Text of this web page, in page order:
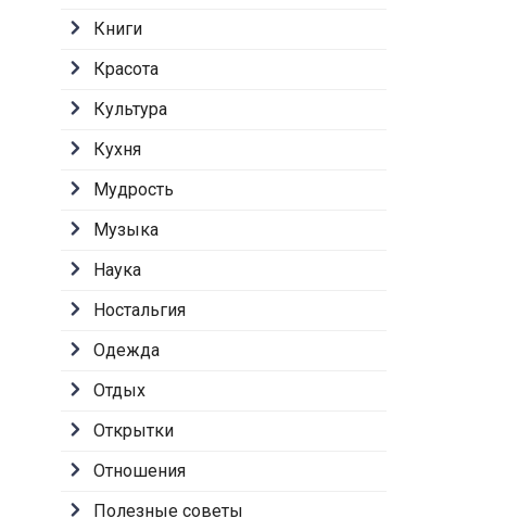
Книги
Красота
Культура
Кухня
Мудрость
Музыка
Наука
Ностальгия
Одежда
Отдых
Открытки
Отношения
Полезные советы